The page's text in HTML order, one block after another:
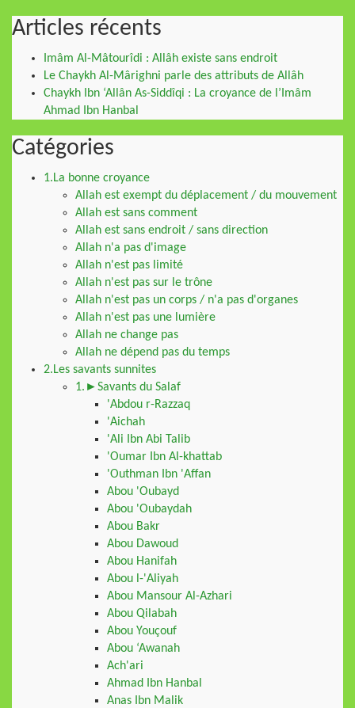
Articles récents
Imâm Al-Mâtourîdi : Allâh existe sans endroit
Le Chaykh Al-Mârighni parle des attributs de Allâh
Chaykh Ibn ‘Allân As-Siddîqi : La croyance de l’Imâm
Ahmad Ibn Hanbal
Catégories
1.La bonne croyance
Allah est exempt du déplacement / du mouvement
Allah est sans comment
Allah est sans endroit / sans direction
Allah n'a pas d'image
Allah n'est pas limité
Allah n'est pas sur le trône
Allah n'est pas un corps / n'a pas d'organes
Allah n'est pas une lumière
Allah ne change pas
Allah ne dépend pas du temps
2.Les savants sunnites
1.►Savants du Salaf
'Abdou r-Razzaq
'Aichah
'Ali Ibn Abi Talib
'Oumar Ibn Al-khattab
'Outhman Ibn 'Affan
Abou 'Oubayd
Abou 'Oubaydah
Abou Bakr
Abou Dawoud
Abou Hanifah
Abou l-'Aliyah
Abou Mansour Al-Azhari
Abou Qilabah
Abou Youçouf
Abou ‘Awanah
Ach'ari
Ahmad Ibn Hanbal
Anas Ibn Malik